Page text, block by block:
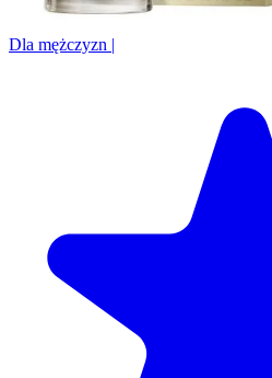
Dla mężczyzn |